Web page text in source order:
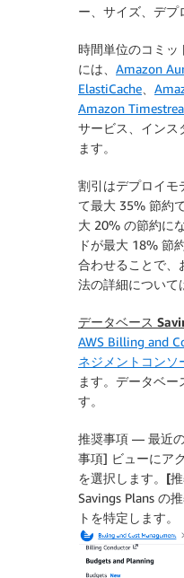
ー、サイズ、デプ
時間単位のコミッ
には、 Amazon
ElastiCache
Amazon
サービス、インス
ます。
割引はデプロイモ
て最大 35% 節約
大 20% の節約に
ドが最大 18% 節
合わせることで、
法の詳細について
データベース
AWS Billing and
ネジメントコンソ
ます。データベ
す。
推奨事項 — 最近の
事項] ビューにア
を選択します。 [
Savings Plans の
トを特定します。